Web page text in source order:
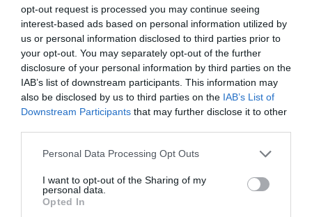
opt-out request is processed you may continue seeing
interest-based ads based on personal information utilized by
us or personal information disclosed to third parties prior to
your opt-out. You may separately opt-out of the further
disclosure of your personal information by third parties on the
IAB’s list of downstream participants. This information may
also be disclosed by us to third parties on the IAB’s List of
Downstream Participants that may further disclose it to other
Personal Data Processing Opt Outs
I want to opt-out of the Sharing of my
personal data.
Opted In
Enkel smörkräm
En lättlagad smörkräm du helt enkelt rör ihop av
mjukt smör, socker, vaniljsocker och en äggula...